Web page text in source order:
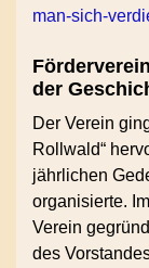
man-sich-
der
Der Verein
Rollwald“
jährlichen
organisierte.
Verein
des